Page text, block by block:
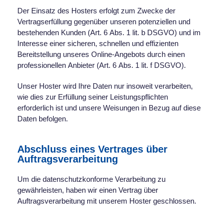
Der Einsatz des Hosters erfolgt zum Zwecke der
Vertragserfüllung gegenüber unseren potenziellen und
bestehenden Kunden (Art. 6 Abs. 1 lit. b DSGVO) und im
Interesse einer sicheren, schnellen und effizienten
Bereitstellung unseres Online-Angebots durch einen
professionellen Anbieter (Art. 6 Abs. 1 lit. f DSGVO).
Unser Hoster wird Ihre Daten nur insoweit verarbeiten,
wie dies zur Erfüllung seiner Leistungspflichten
erforderlich ist und unsere Weisungen in Bezug auf diese
Daten befolgen.
Abschluss eines Vertrages über
Auftragsverarbeitung
Um die datenschutzkonforme Verarbeitung zu
gewährleisten, haben wir einen Vertrag über
Auftragsverarbeitung mit unserem Hoster geschlossen.